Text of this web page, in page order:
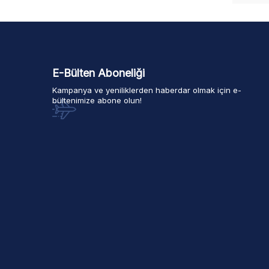
E-Bülten Aboneliği
Kampanya ve yeniliklerden haberdar olmak için e-
bültenimize abone olun!